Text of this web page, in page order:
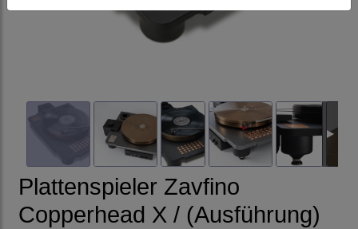
Plattenspieler Zavfino
Copperhead X / (Ausführung)